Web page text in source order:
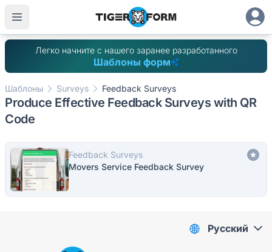
Легко начните с нашего заранее разработанного
Шаблоны форм
Шаблоны Surveys Feedback Surveys
Produce Effective Feedback Surveys with QR
Code
Feedback Surveys
Movers Service Feedback Survey
Pусский